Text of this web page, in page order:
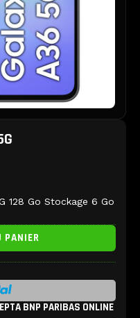
128 Go Stockage 6 Go
PANIER
BNP PARIBAS ONLINE